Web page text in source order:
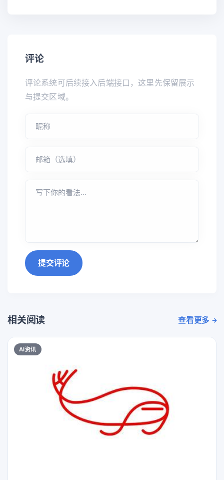
评论
评论系统可后续接入后端接口，这里先保留展示
与提交区域。
提交评论
相关阅读 查看更多
AI资讯